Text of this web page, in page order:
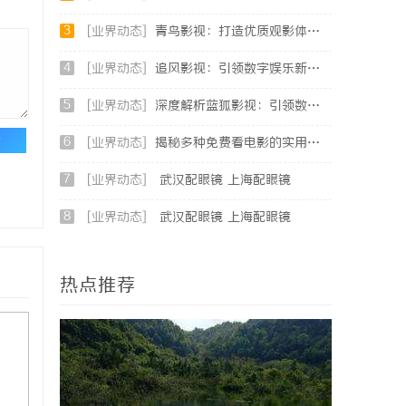
3 [业界动态] 青鸟影视：打造优质观影体验的行业新标杆
4 [业界动态] 追风影视：引领数字娱乐新时代的影视平台全解析
5 [业界动态] 深度解析蓝狐影视：引领数字娱乐新时代的先锋力量
6 [业界动态] 揭秘多种免费看电影的实用方法与平台推荐
7 [业界动态] 武汉配眼镜 上海配眼镜
8 [业界动态] 武汉配眼镜 上海配眼镜
热点推荐